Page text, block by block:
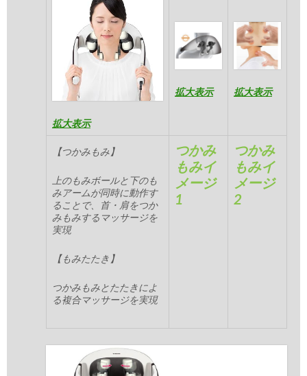
拡大表示
拡大表示 拡大表示
【つかみもみ】
上のもみボールと下のも
みアームが同時に動作す
ることで、首・肩をつか
みもみするマッサージを
実現
【もみたたき】
つかみもみとたたきによ
る複合マッサージを実現
つかみ
もみイ
メージ
1
つかみ
もみイ
メージ
2